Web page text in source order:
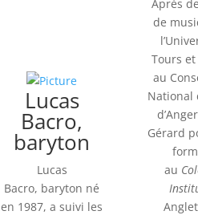
Lucas
Bacro,
baryton
​Lucas
Bacro, baryton né
en 1987, a suivi les
Après
de
Tours
au
National
Gérard
au